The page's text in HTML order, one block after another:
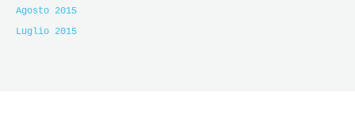
Agosto 2015
Luglio 2015